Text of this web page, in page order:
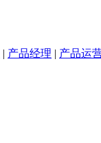
| 产品经理 | 产品运